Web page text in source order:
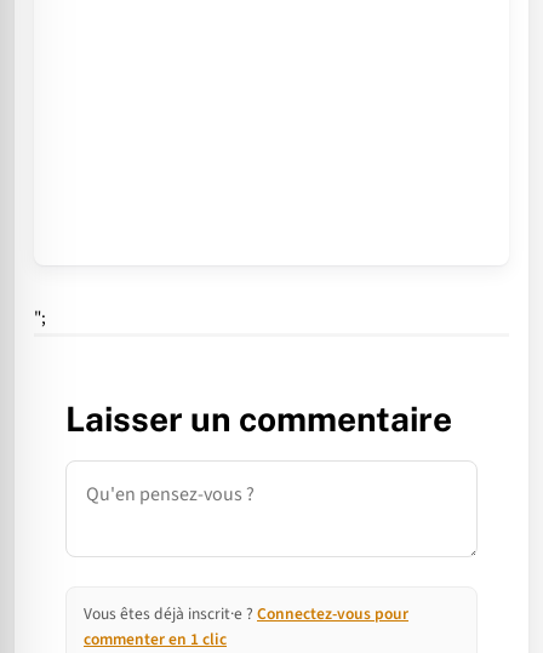
";
Laisser un commentaire
Commentaire
Vous êtes déjà inscrit·e ? Connectez-vous pour
commenter en 1 clic